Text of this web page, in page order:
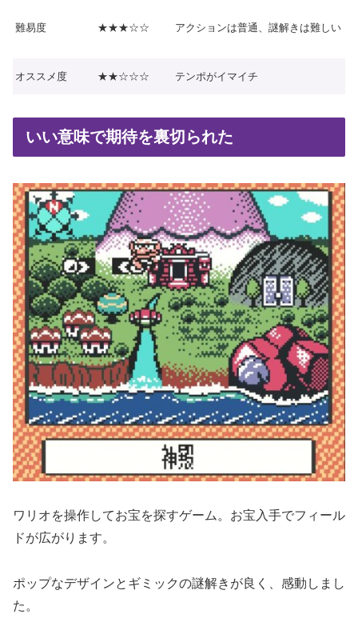
難易度 ★★★☆☆ アクションは普通、謎解きは難しい
オススメ度 ★★☆☆☆ テンポがイマイチ
いい意味で期待を裏切られた
ワリオを操作してお宝を探すゲーム。お宝入手でフィール
ドが広がります。
ポップなデザインとギミックの謎解きが良く、感動しまし
た。